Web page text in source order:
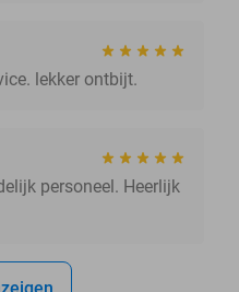
lekker ontbijt.
personeel. Heerlijk